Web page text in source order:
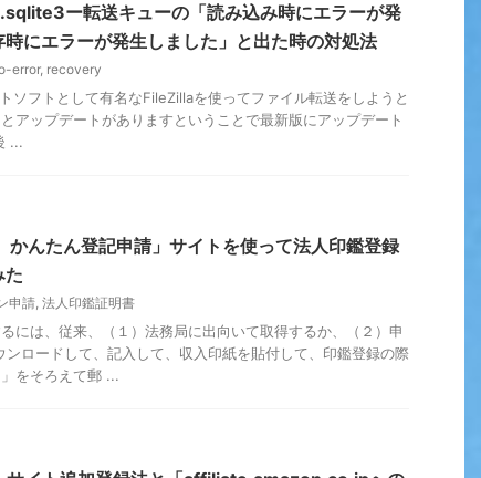
ー転送キューの「読み込み時にエラーが発
にエラーが発生しました」と出た時の対処法
error, recovery
ソフトとして有名なFileZillaを使ってファイル転送をしようと
アップデートがありますということで最新版にアップデート
...
かんたん登記申請」サイトを使って法人印鑑登録
た
申請, 法人印鑑証明書
には、従来、（１）法務局に出向いて取得するか、（２）申
ロードして、記入して、収入印紙を貼付して、印鑑登録の際
をそろえて郵 ...